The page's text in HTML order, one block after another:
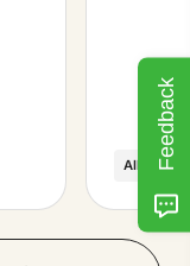
Alle Feedback